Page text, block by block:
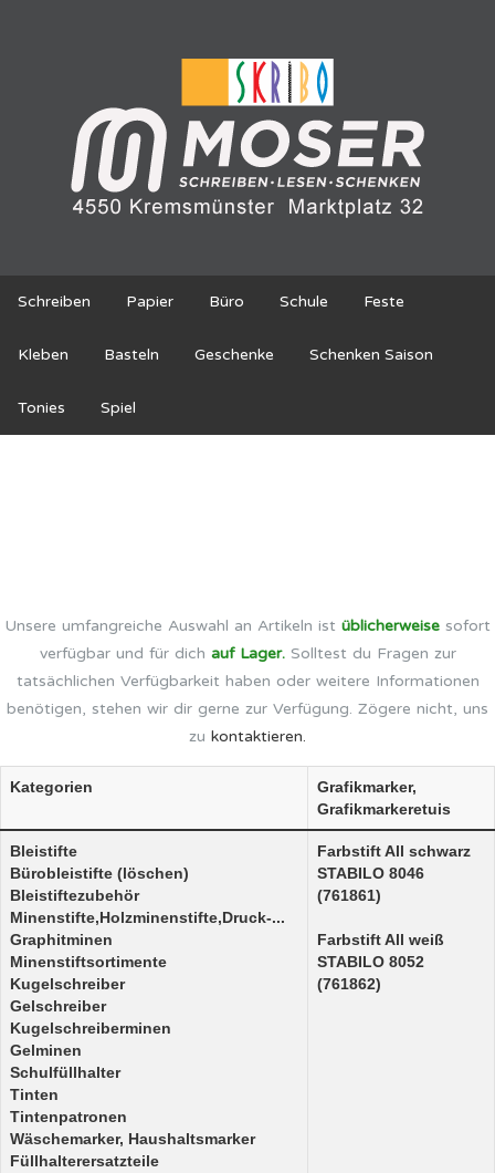
Schreiben Papier Büro Schule Feste
Kleben Basteln Geschenke Schenken Saison
Tonies Spiel
Unsere umfangreiche Auswahl an Artikeln ist üblicherweise sofort
verfügbar und für dich auf Lager.Solltest du Fragen zur
tatsächlichen Verfügbarkeit haben oder weitere Informationen
benötigen, stehen wir dir gerne zur Verfügung. Zögere nicht, uns
zu kontaktieren.
Kategorien
Grafikmarker,
Grafikmarkeretuis
Bleistifte
Bürobleistifte (löschen)
Bleistiftezubehör
Minenstifte,Holzminenstifte,Druck-...
Graphitminen
Minenstiftsortimente
Kugelschreiber
Gelschreiber
Kugelschreiberminen
Gelminen
Schulfüllhalter
Tinten
Tintenpatronen
Wäschemarker, Haushaltsmarker
Füllhalterersatzteile
Farbstift All schwarz
STABILO 8046
(761861)
Farbstift All weiß
STABILO 8052
(761862)